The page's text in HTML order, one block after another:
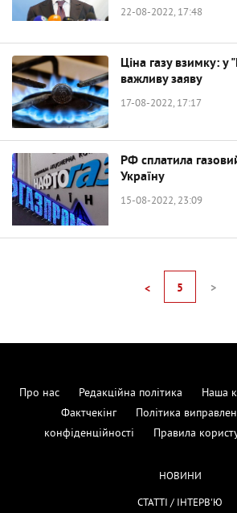
22-08-2022, 17:48
Ціна газу взимку: у
важливу заяву
17-08-2022, 17:17
РФ сплатила
Україну
15-08-2022, 23:09
< 5 >
Про нас Редакційна політика Наша
Фактчекінг
Політика
конфіденційності
Правила
НОВИНИ
СТАТТІ / ІНТЕРВ'Ю